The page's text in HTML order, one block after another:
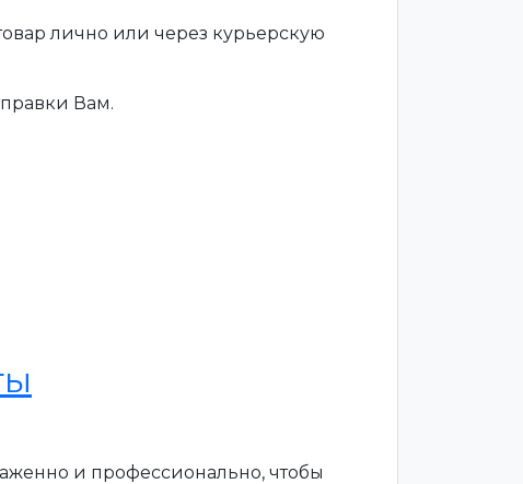
лично или через курьерскую
Вам.
и профессионально, чтобы